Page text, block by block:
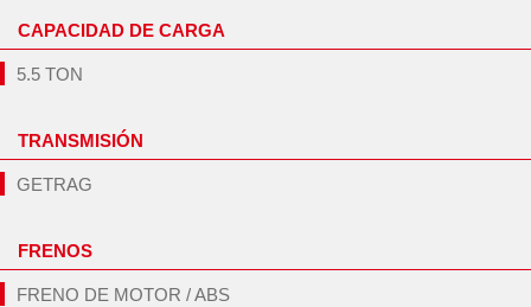
CAPACIDAD DE CARGA
5.5 TON
TRANSMISIÓN
GETRAG
FRENOS
FRENO DE MOTOR / ABS